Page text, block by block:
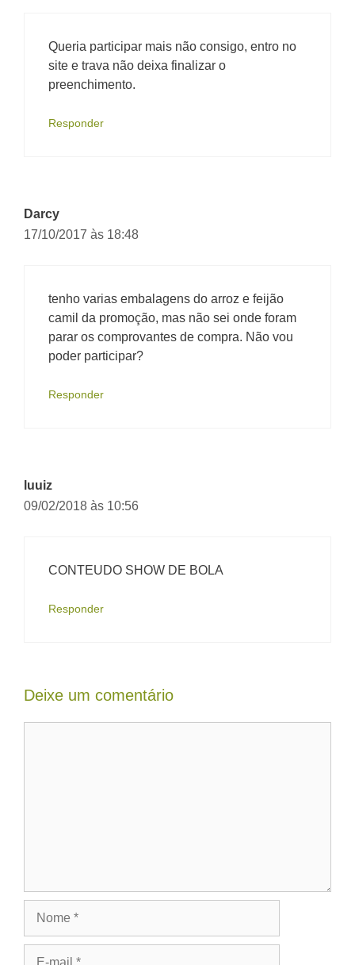
Queria participar mais não consigo, entro no
site e trava não deixa finalizar o
preenchimento.
Responder
Darcy
17/10/2017 às 18:48
tenho varias embalagens do arroz e feijão
camil da promoção, mas não sei onde foram
parar os comprovantes de compra. Não vou
poder participar?
Responder
luuiz
09/02/2018 às 10:56
CONTEUDO SHOW DE BOLA
Responder
Deixe um comentário